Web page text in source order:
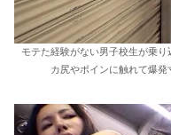
モテた経験がない男子校生が乗
カ尻やボインに触れて爆